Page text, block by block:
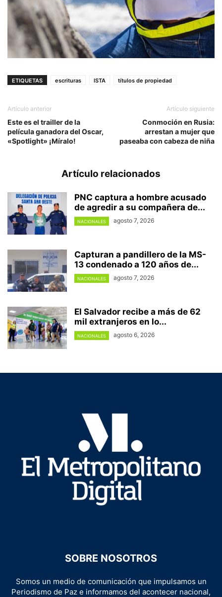
ETIQUETAS escrituras ISTA títulos de propiedad
Artículo anterior
Este es el trailler de la
película ganadora del Oscar,
«Spotlight» ¡Míralo!
Artículo siguiente
Conmoción en Rusia:
arrestan a mujer que
paseaba con cabeza de niña
Artículo relacionados
PNC captura a hombre acusado
de agredir a su compañera de...
NACIONALES agosto 7, 2026
Capturan a pandillero de la MS-
13 condenado a 120 años de...
NACIONALES agosto 7, 2026
El Salvador recibe a más de 62
mil extranjeros en lo...
NACIONALES agosto 6, 2026
SOBRE NOSOTROS
Somos un medio de comunicación que impulsamos un
Periodismo de Paz e informamos del acontecer nacional,